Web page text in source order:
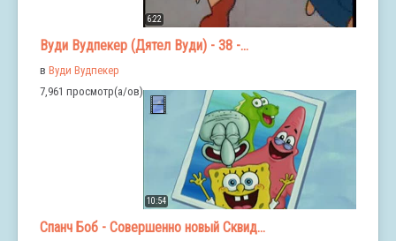
6:22
Вуди Вудпекер (Дятел Вуди) - 38 -...
в Вуди Вудпекер
7,961 просмотр(а/ов)
10:54
Спанч Боб - Совершенно новый Сквид...